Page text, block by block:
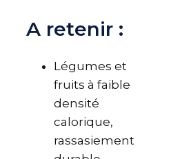
A retenir :
Légumes et
fruits à faible
densité
calorique,
rassasiement